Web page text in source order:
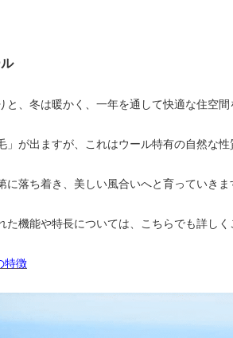
と、冬は暖かく、一年を通して快適な住空間
」が出ますが、これはウール特有の自然な性
落ち着き、美しい風合いへと育っていきま
た機能や特長については、こちらでも詳しく
特徴